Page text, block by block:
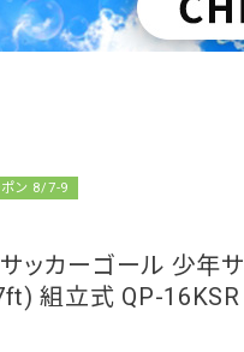
ポン 8/7-9
ッカーゴール 少年
組立式 QP-16KSR